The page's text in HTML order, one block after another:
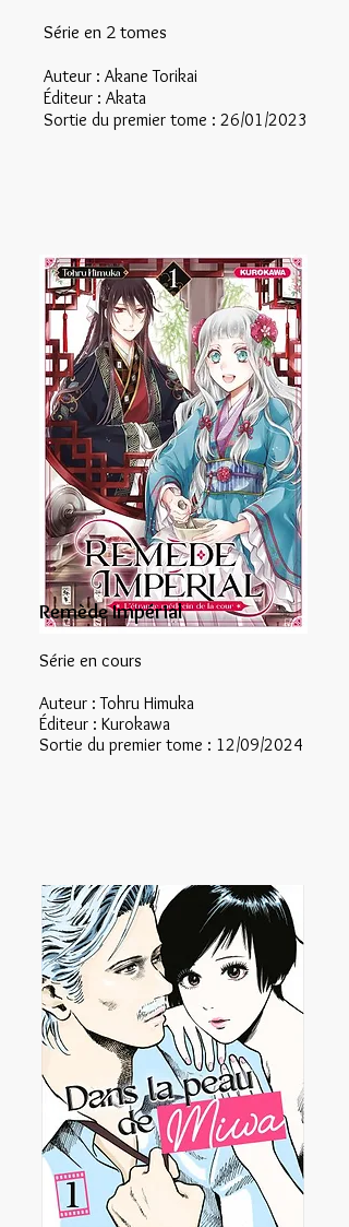
Série en 2 tomes
Auteur : Akane Torikai
Éditeur : Akata
Sortie du premier tome : 26/01/2023
Remède Impérial
Série en cours
Auteur : Tohru Himuka
Éditeur : Kurokawa
Sortie du premier tome : 12/09/2024